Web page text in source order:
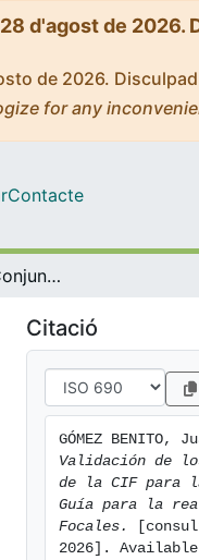
d'agost de 2026.
de 2026.
for any
Contacte
Validación de los Conjuntos Básicos de la CIF para la esquizofrenia – Guía para la realización de Grupos Focales
Citació
Validación de
de la CIF para
Guía para la
Focales.
2026].